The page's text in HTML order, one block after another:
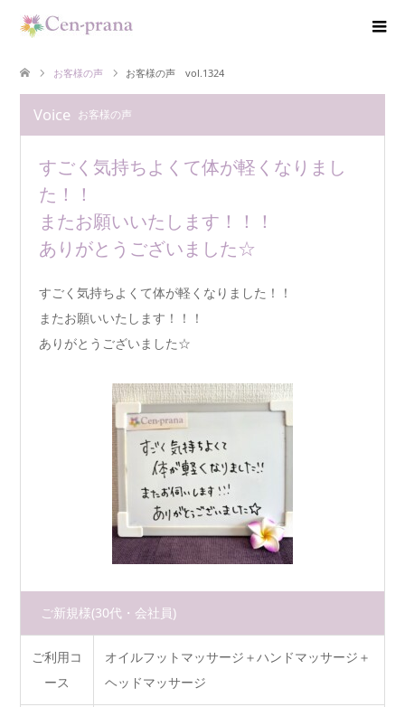
お客様の声 お客様の声 vol.1324
Voice お客様の声
すごく気持ちよくて体が軽くなりまし
た！！
またお願いいたします！！！
ありがとうございました☆
すごく気持ちよくて体が軽くなりました！！
またお願いいたします！！！
ありがとうございました☆
ご新規様(30代・会社員)
ご利用コ
ース
オイルフットマッサージ＋ハンドマッサージ＋
ヘッドマッサージ